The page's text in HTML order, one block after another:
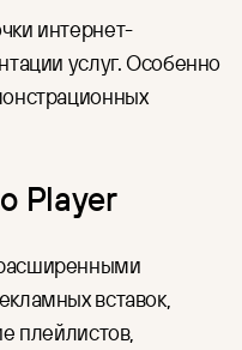
интернет-
услуг. Особенно
Player
вставок,
плейлистов,